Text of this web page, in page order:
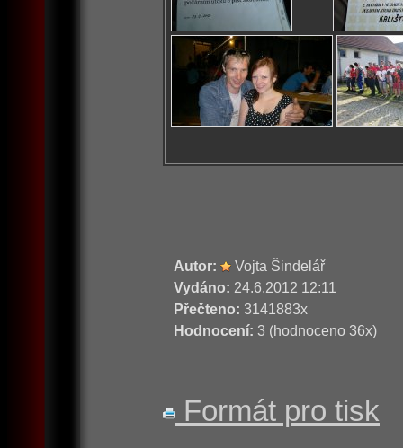
Autor:
Vojta Šindelář
Vydáno: 24.6.2012 12:11
Přečteno: 3141883x
Hodnocení: 3 (hodnoceno 36x)
Formát pro tisk